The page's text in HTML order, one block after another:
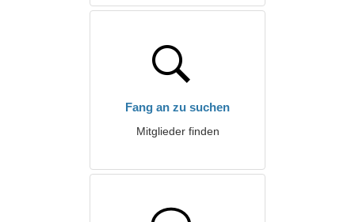
Fang an zu suchen
Mitglieder finden